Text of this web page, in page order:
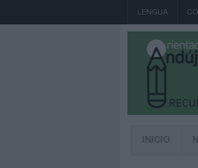
LENGUA
INICIO